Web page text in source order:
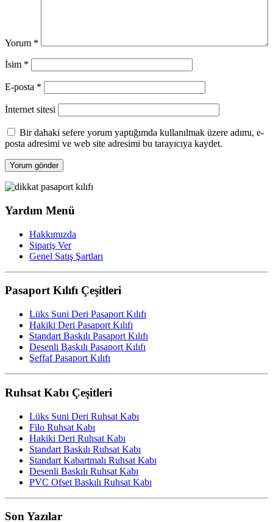
Yorum *
İsim *
E-posta *
İnternet sitesi
Bir dahaki sefere yorum yaptığımda kullanılmak üzere adımı, e-
posta adresimi ve web site adresimi bu tarayıcıya kaydet.
Yardım Menü
Hakkımızda
Sipariş Ver
Genel Satış Şartları
Pasaport Kılıfı Çeşitleri
Lüks Suni Deri Pasaport Kılıfı
Hakiki Deri Pasaport Kılıfı
Standart Baskılı Pasaport Kılıfı
Desenli Baskılı Pasaport Kılıfı
Şeffaf Pasaport Kılıfı
Ruhsat Kabı Çeşitleri
Lüks Suni Deri Ruhsat Kabı
Filo Ruhsat Kabı
Hakiki Deri Ruhsat Kabı
Standart Baskılı Ruhsat Kabı
Standart Kabartmalı Ruhsat Kabı
Desenli Baskılı Ruhsat Kabı
PVC Ofset Baskılı Ruhsat Kabı
Son Yazılar